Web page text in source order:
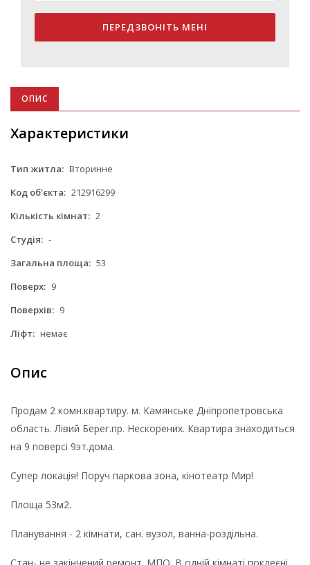
ПЕРЕДЗВОНІТЬ МЕНІ
ОПИС
Характеристики
Тип житла: Вторинне
Код об'єкта: 212916299
Кількість кімнат: 2
Студія: -
Загальна площа: 53
Поверх: 9
Поверхів: 9
Ліфт: немає
Опис
Продам 2 комн.квартиру. м. Камянське Дніпропетровська
область. Лівий Берег.пр. Нескорених. Квартира знаходиться
на 9 поверсі 9эт.дома.
Супер локація! Поруч паркова зона, кінотеатр Мир!
Площа 53м2.
Планування - 2 кімнати, сан. вузол, ванна-роздільна.
Стан- не закінчений ремонт. МПО. В одній кімнаті поклеєні